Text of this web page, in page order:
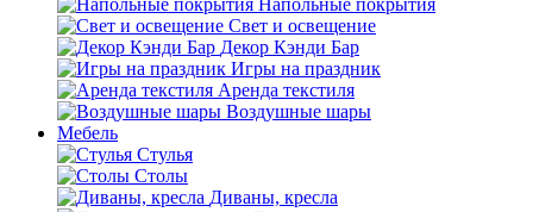
Напольные покрытия
Свет и освещение
Декор Кэнди Бар
Игры на праздник
Аренда текстиля
Воздушные шары
Мебель
Стулья
Столы
Диваны, кресла